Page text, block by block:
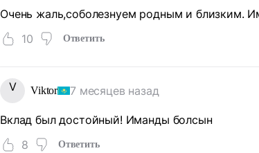
Очень жаль,соболезнуем родным и близким.
10
Ответить
V Viktor 7 месяцев назад
Вклад был достойный! Иманды болсын
8
Ответить